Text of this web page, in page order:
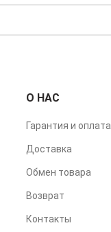
О НАС
Гарантия и оплата
Доставка
Обмен товара
Возврат
Контакты